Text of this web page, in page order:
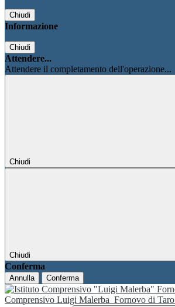
Chiudi
Informazione
Chiudi
Attendere...
Attendere il completamento dell'operazione...
Chiudi
Chiudi
Conferma
Annulla Conferma
Comprensivo Luigi Malerba Fornovo di Taro